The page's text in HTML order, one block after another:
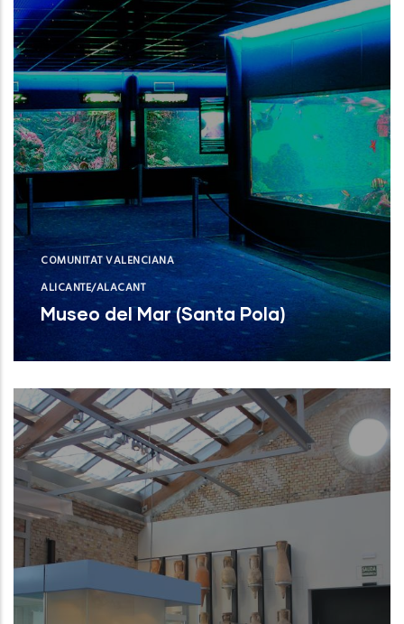
COMUNITAT VALENCIANA
ALICANTE/ALACANT
Museo del Mar (Santa Pola)
Museo del Mar (Santa Pola)NUEVO